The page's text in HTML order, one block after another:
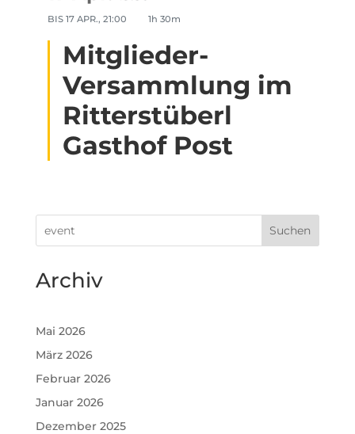
BIS 17 APR., 21:00 1h 30m
Mitglieder-
Versammlung im
Ritterstüberl
Gasthof Post
Suchen
Archiv
Mai 2026
März 2026
Februar 2026
Januar 2026
Dezember 2025